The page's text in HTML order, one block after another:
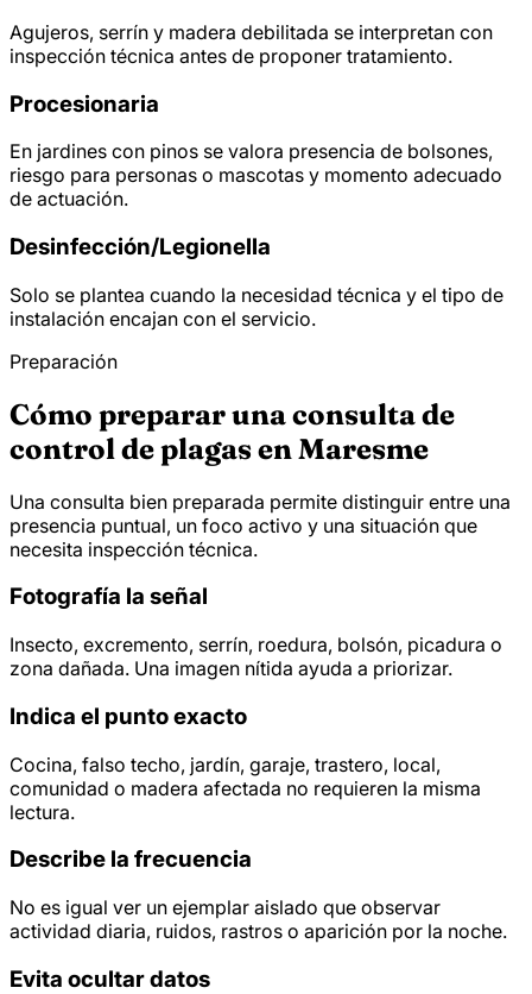
Agujeros, serrín y madera debilitada se interpretan con
inspección técnica antes de proponer tratamiento.
Procesionaria
En jardines con pinos se valora presencia de bolsones,
riesgo para personas o mascotas y momento adecuado
de actuación.
Desinfección/Legionella
Solo se plantea cuando la necesidad técnica y el tipo de
instalación encajan con el servicio.
Preparación
Cómo preparar una consulta de
control de plagas en Maresme
Una consulta bien preparada permite distinguir entre una
presencia puntual, un foco activo y una situación que
necesita inspección técnica.
Fotografía la señal
Insecto, excremento, serrín, roedura, bolsón, picadura o
zona dañada. Una imagen nítida ayuda a priorizar.
Indica el punto exacto
Cocina, falso techo, jardín, garaje, trastero, local,
comunidad o madera afectada no requieren la misma
lectura.
Describe la frecuencia
No es igual ver un ejemplar aislado que observar
actividad diaria, ruidos, rastros o aparición por la noche.
Evita ocultar datos